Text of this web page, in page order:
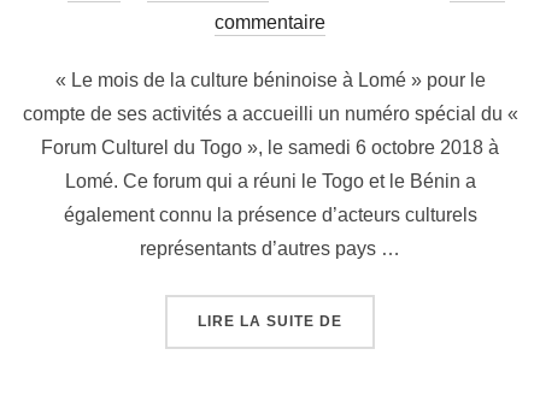
commentaire
« Le mois de la culture béninoise à Lomé » pour le
compte de ses activités a accueilli un numéro spécial du «
Forum Culturel du Togo », le samedi 6 octobre 2018 à
Lomé. Ce forum qui a réuni le Togo et le Bénin a
également connu la présence d’acteurs culturels
représentants d’autres pays …
LIRE LA SUITE DE